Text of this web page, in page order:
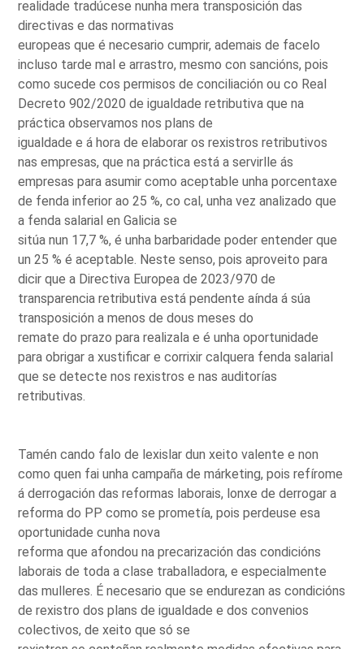
realidade tradúcese nunha mera transposición das
directivas e das normativas
europeas que é necesario cumprir, ademais de facelo
incluso tarde mal e arrastro, mesmo con sancións, pois
como sucede cos permisos de conciliación ou co Real
Decreto 902/2020 de igualdade retributiva que na
práctica observamos nos plans de
igualdade e á hora de elaborar os rexistros retributivos
nas empresas, que na práctica está a servirlle ás
empresas para asumir como aceptable unha porcentaxe
de fenda inferior ao 25 %, co cal, unha vez analizado que
a fenda salarial en Galicia se
sitúa nun 17,7 %, é unha barbaridade poder entender que
un 25 % é aceptable. Neste senso, pois aproveito para
dicir que a Directiva Europea de 2023/970 de
transparencia retributiva está pendente aínda á súa
transposición a menos de dous meses do
remate do prazo para realizala e é unha oportunidade
para obrigar a xustificar e corrixir calquera fenda salarial
que se detecte nos rexistros e nas auditorías
retributivas.
Tamén cando falo de lexislar dun xeito valente e non
como quen fai unha campaña de márketing, pois refírome
á derrogación das reformas laborais, lonxe de derrogar a
reforma do PP como se prometía, pois perdeuse esa
oportunidade cunha nova
reforma que afondou na precarización das condicións
laborais de toda a clase traballadora, e especialmente
das mulleres. É necesario que se endurezan as condicións
de rexistro dos plans de igualdade e dos convenios
colectivos, de xeito que só se